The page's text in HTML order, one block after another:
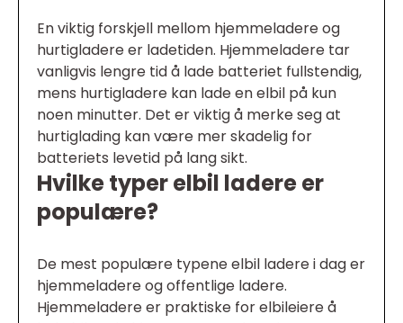
En viktig forskjell mellom hjemmeladere og
hurtigladere er ladetiden. Hjemmeladere tar
vanligvis lengre tid å lade batteriet fullstendig,
mens hurtigladere kan lade en elbil på kun
noen minutter. Det er viktig å merke seg at
hurtiglading kan være mer skadelig for
batteriets levetid på lang sikt.
Hvilke typer elbil ladere er
populære?
De mest populære typene elbil ladere i dag er
hjemmeladere og offentlige ladere.
Hjemmeladere er praktiske for elbileiere å